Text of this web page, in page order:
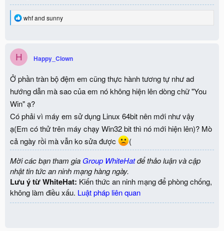
R
t
o
s
:
whfand sunny
H Happy_Clown
Ở phần tràn bộ đệm em cũng thực hành tương tự như ad
hướng dẫn mà sao của em nó không hiện lên dòng chữ "You
Win" ạ?
Có phải vì máy em sử dụng Linux 64bit nên mới như vậy
ạ(Em có thử trên máy chạy Win32 bit thì nó mới hiện lên)? Mò
cả ngày rồi mà vẫn ko sửa được
(
Mời các bạn tham gia Group WhiteHatđể thảo luận và cập
nhật tin tức an ninh mạng hàng ngày.
Lưu ý từ WhiteHat: Kiến thức an ninh mạng để phòng chống,
không làm điều xấu. Luật pháp liên quan